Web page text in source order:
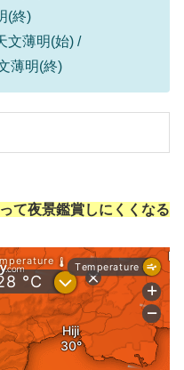
(終)
文薄明(始) /
薄明(終)
て夜景鑑賞しにくくなる